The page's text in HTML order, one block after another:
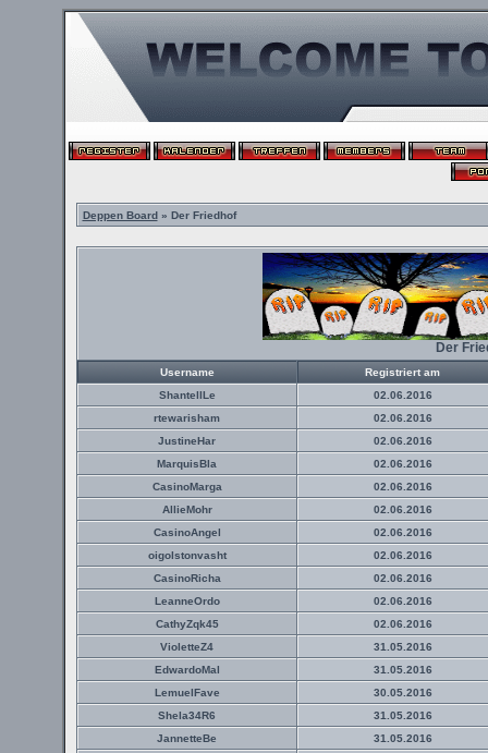
Deppen Board» Der Friedhof
Der
Username
Registriert am
ShantellLe
02.06.2016
rtewarisham
02.06.2016
JustineHar
02.06.2016
MarquisBla
02.06.2016
CasinoMarga
02.06.2016
AllieMohr
02.06.2016
CasinoAngel
02.06.2016
oigolstonvasht
02.06.2016
CasinoRicha
02.06.2016
LeanneOrdo
02.06.2016
CathyZqk45
02.06.2016
VioletteZ4
31.05.2016
EdwardoMal
31.05.2016
LemuelFave
30.05.2016
Shela34R6
31.05.2016
JannetteBe
31.05.2016